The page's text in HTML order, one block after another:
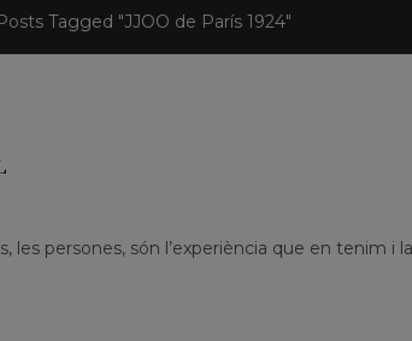
Tagged "JJOO de París 1924"
les persones, són l’experiència que en tenim i la